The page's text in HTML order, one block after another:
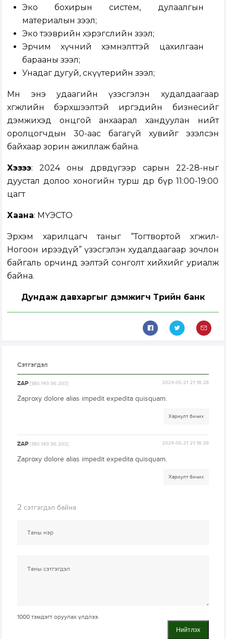
Эко бохирын систем, дулаалгын
материалын зээл;
Эко тээврийн хэрэгслийн зээл;
Эрчим хүчний хэмнэлттэй цахилгаан
барааны зээл;
Унадаг дугуй, скүүтерийн зээл;
Мөн энэ удаагийн үзэсгэлэн худалдаагаар
хөгжлийн бэрхшээлтэй иргэдийн бизнесийг
дэмжихэд онцгой анхаарал хандуулан нийт
оролцогчдын 30-аас багагүй хувийг эзэлсэн
байхаар зорин ажиллаж байна.
Хэзээ: 2024 оны дөрөвдүгээр сарын 22-28-ныг
дуустал долоо хоногийн турш өдөр бүр 11:00-19:00
цагт
Хаана: МҮЭСТО
Эрхэм харилцагч таныг “Тогтвортой хөгжил-
Ногоон ирээдүй” үзэсгэлэн худалдаагаар зочлон
байгаль орчинд ээлтэй сонголт хийхийг уриалж
байна.
Дундаж давхаргыг дэмжигч Төрийн банк
Сэтгэгдэл
ZAP[180.149.96.203] 2024-05-21 21:18:28
Zaproxy dolore alias impedit expedita quisquam.
Хариулт бичих
ZAP[180.149.96.203] 2024-05-21 21:18:28
Zaproxy dolore alias impedit expedita quisquam.
Хариулт бичих
2 сэтгэгдэл байна
1000 тэмдэгт оруулах үлдлээ.
Нийтлэх